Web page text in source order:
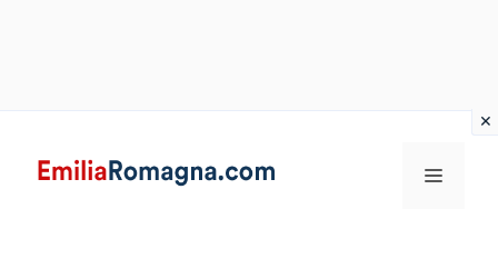
MENU